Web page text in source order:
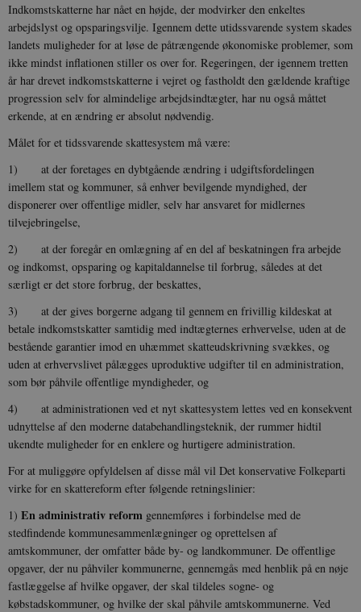
Indkomstskatterne har nået en højde, der modvirker den enkeltes
arbejdslyst og opsparingsvilje. Igennem dette utidssvarende system skades
landets muligheder for at løse de påtrængende økonomiske problemer, som
ikke mindst inflationen stiller os over for. Regeringen, der igennem tretten
år har drevet indkomstskatterne i vejret og fastholdt den gældende kraftige
progression selv for almindelige arbejdsindtægter, har nu også måttet
erkende, at en ændring er absolut nødvendig.
Målet for et tidssvarende skattesystem må være:
1) at der foretages en dybtgående ændring i udgiftsfordelingen
imellem stat og kommuner, så enhver bevilgende myndighed, der
disponerer over offentlige midler, selv har ansvaret for midlernes
tilvejebringelse,
2) at der foregår en omlægning af en del af beskatningen fra arbejde
og indkomst, opsparing og kapitaldannelse til forbrug, således at det
særligt er det store forbrug, der beskattes,
3) at der gives borgerne adgang til gennem en frivillig kildeskat at
betale indkomstskatter samtidig med indtægternes erhvervelse, uden at de
bestående garantier imod en uhæmmet skatteudskrivning svækkes, og
uden at erhvervslivet pålægges uproduktive udgifter til en administration,
som bør påhvile offentlige myndigheder, og
4) at administrationen ved et nyt skattesystem lettes ved en konsekvent
udnyttelse af den moderne databehandlingsteknik, der rummer hidtil
ukendte muligheder for en enklere og hurtigere administration.
For at muliggøre opfyldelsen af disse mål vil Det konservative Folkeparti
virke for en skattereform efter følgende retningslinier:
1) En administrativ reform gennemføres i forbindelse med de
stedfindende kommunesammenlægninger og oprettelsen af
amtskommuner, der omfatter både by- og landkommuner. De offentlige
opgaver, der nu påhviler kommunerne, gennemgås med henblik på en nøje
fastlæggelse af hvilke opgaver, der skal tildeles sogne- og
købstadskommuner, og hvilke der skal påhvile amtskommunerne. Ved